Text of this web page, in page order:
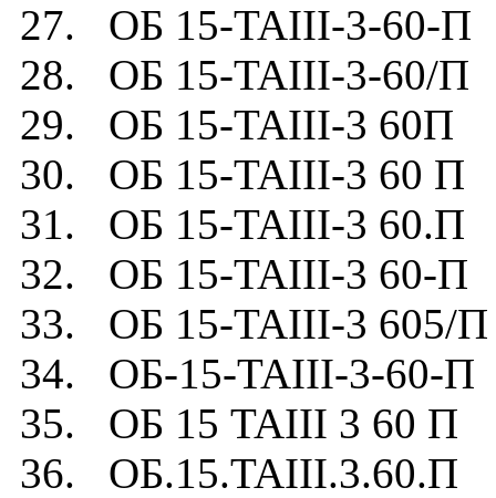
27. ОБ 15-TAIII-3-60-П
28. ОБ 15-TAIII-3-60/П
29. ОБ 15-TAIII-3 60П
30. ОБ 15-TAIII-3 60 П
31. ОБ 15-TAIII-3 60.П
32. ОБ 15-TAIII-3 60-П
33. ОБ 15-TAIII-3 605/П
34. ОБ-15-TAIII-3-60-П
35. ОБ 15 TAIII 3 60 П
36. ОБ.15.TAIII.3.60.П